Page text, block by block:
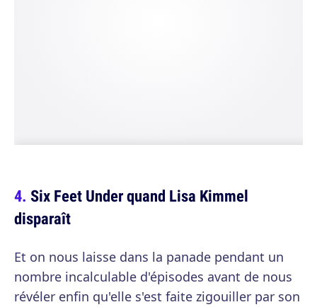
Six Feet Under quand Lisa Kimmel
disparaît
Et on nous laisse dans la panade pendant un
nombre incalculable d'épisodes avant de nous
révéler enfin qu'elle s'est faite zigouiller par son